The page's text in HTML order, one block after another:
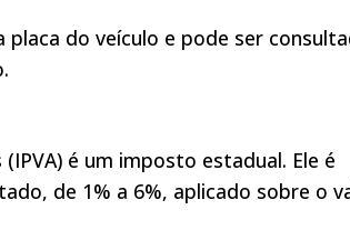
do veículo e pode ser
é um imposto estadual. Ele é
de 1% a 6%, aplicado sobre o